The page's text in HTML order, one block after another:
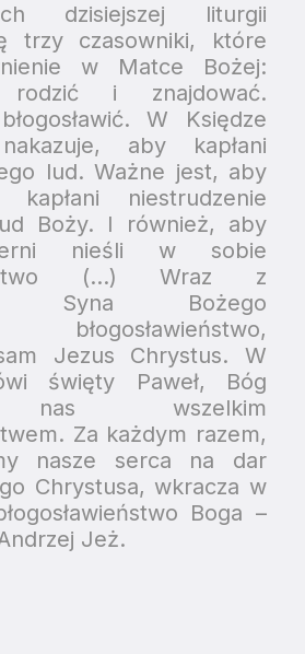
dzisiejszej liturgii
trzy czasowniki, które
w Matce Bożej:
rodzić i znajdować.
W Księdze
aby kapłani
lud. Ważne jest, aby
niestrudzenie
Boży. I również, aby
nieśli w sobie
(…)
Wraz z
Syna Bożego
błogosławieństwo,
Jezus Chrystus. W
święty Paweł, Bóg
nas wszelkim
Za każdym razem,
nasze serca na dar
Chrystusa, wkracza w
Boga –
Jeż.